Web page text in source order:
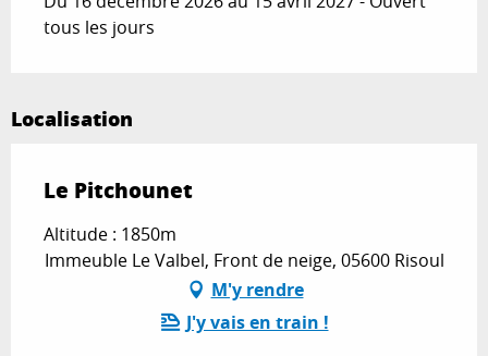
tous les jours
Localisation
Le Pitchounet
Altitude : 1850m
Immeuble Le Valbel, Front de neige, 05600 Risoul
M'y rendre
J'y vais en train !